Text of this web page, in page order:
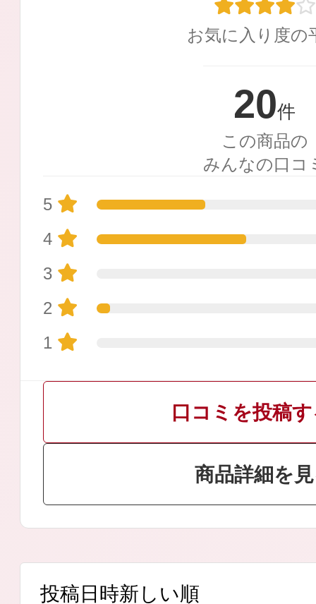
ドレスリフト
スキンクリア
クレンズオイル
ボディケア
お気に入り度の
20件
この商品の
みんなの口コ
5
4
3
2
1
商品詳細を
口コミを投稿